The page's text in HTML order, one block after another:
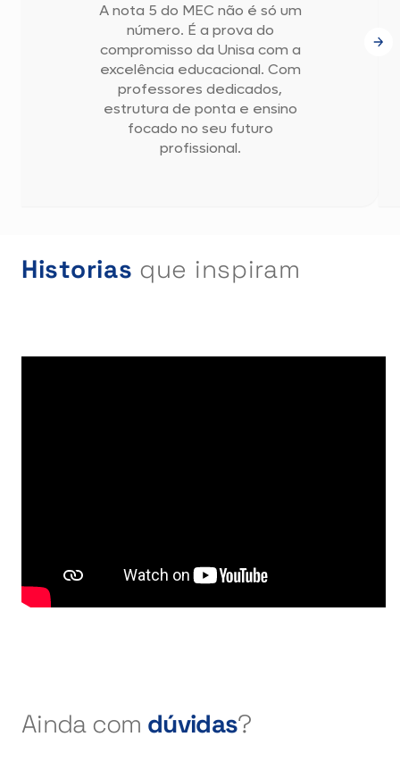
A nota 5 do MEC não é só um
número. É a prova do
compromisso da Unisa com a
excelência educacional. Com
professores dedicados,
estrutura de ponta e ensino
focado no seu futuro
profissional.
Historias que inspiram
Ainda com dúvidas?